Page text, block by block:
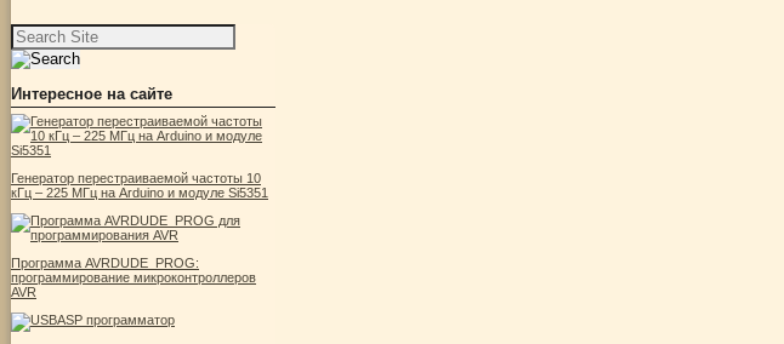
Найти:
Интересное на сайте
Генератор перестраиваемой частоты 10
кГц – 225 МГц на Arduino и модуле Si5351
Программа AVRDUDE_PROG:
программирование микроконтроллеров
AVR